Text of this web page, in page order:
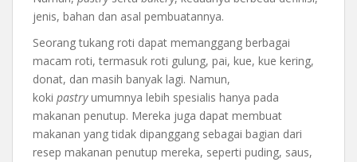
jenis, bahan dan asal pembuatannya.
Seorang tukang roti dapat memanggang berbagai
macam roti, termasuk roti gulung, pai, kue, kue kering,
donat, dan masih banyak lagi. Namun,
koki pastryumumnya lebih spesialis hanya pada
makanan penutup. Mereka juga dapat membuat
makanan yang tidak dipanggang sebagai bagian dari
resep makanan penutup mereka, seperti puding, saus,